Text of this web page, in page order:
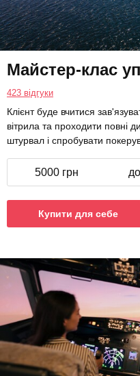
Майстер-клас
423 відгуки
Клієнт буде вчитися
вітрила та проходити повні
штурвал і спробувати
5000 грн
Купити для себе